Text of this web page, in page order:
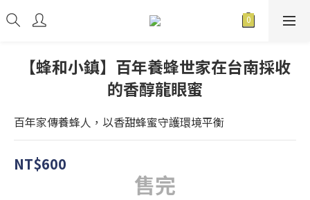
【蜂和小鎮】百年養蜂世家在台南採收
的香醇龍眼蜜
百年家傳養蜂人，以香甜蜂蜜守護環境平衡
NT$600
售完